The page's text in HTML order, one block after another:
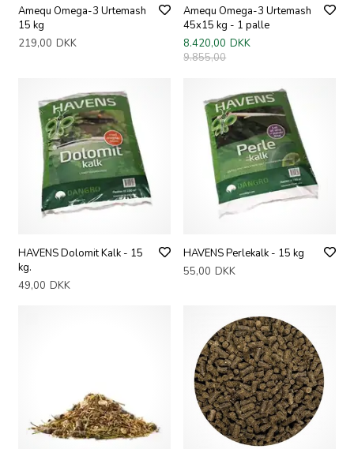
Amequ Omega-3 Urtemash
15 kg
219,00 DKK
Amequ Omega-3 Urtemash
45x15 kg - 1 palle
8.420,00 DKK
9.855,00
HAVENS Dolomit Kalk - 15
kg.
49,00 DKK
HAVENS Perlekalk - 15 kg
55,00 DKK